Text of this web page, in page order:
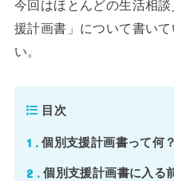
今回はほとんどの生活相
援計画書」について書い
い。
目次
1 個別支援計画書って何？
2 個別支援計画書に入る